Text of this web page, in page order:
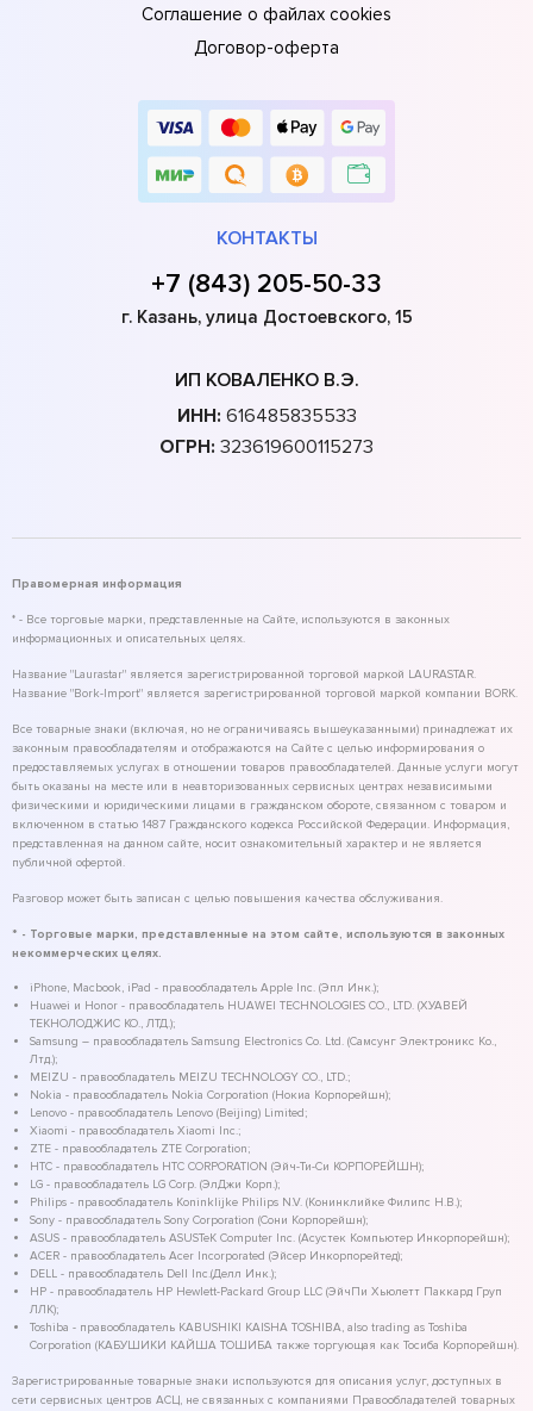
Соглашение о файлах cookies
Договор-оферта
КОНТАКТЫ
+7 (843) 205-50-33
г. Казань, улица Достоевского, 15
ИП КОВАЛЕНКО В.Э.
ИНН: 616485835533
ОГРН: 323619600115273
Правомерная информация
* - Все торговые марки, представленные на Сайте, используются в законных
информационных и описательных целях.
Название "Laurastar" является зарегистрированной торговой маркой LAURASTAR.
Название "Bork-Import" является зарегистрированной торговой маркой компании BORK.
Все товарные знаки (включая, но не ограничиваясь вышеуказанными) принадлежат их
законным правообладателям и отображаются на Сайте с целью информирования о
предоставляемых услугах в отношении товаров правообладателей. Данные услуги могут
быть оказаны на месте или в неавторизованных сервисных центрах независимыми
физическими и юридическими лицами в гражданском обороте, связанном с товаром и
включенном в статью 1487 Гражданского кодекса Российской Федерации. Информация,
представленная на данном сайте, носит ознакомительный характер и не является
публичной офертой.
Разговор может быть записан с целью повышения качества обслуживания.
* - Торговые марки, представленные на этом сайте, используются в законных
некоммерческих целях.
iPhone, Macbook, iPad - правообладатель Apple Inc. (Эпл Инк.);
Huawei и Honor - правообладатель HUAWEI TECHNOLOGIES CO., LTD. (ХУАВЕЙ
ТЕКНОЛОДЖИС КО., ЛТД.);
Samsung – правообладатель Samsung Electronics Co. Ltd. (Самсунг Электроникс Ко.,
Лтд.);
MEIZU - правообладатель MEIZU TECHNOLOGY CO., LTD.;
Nokia - правообладатель Nokia Corporation (Нокиа Корпорейшн);
Lenovo - правообладатель Lenovo (Beijing) Limited;
Xiaomi - правообладатель Xiaomi Inc.;
ZTE - правообладатель ZTE Corporation;
HTC - правообладатель HTC CORPORATION (Эйч-Ти-Си КОРПОРЕЙШН);
LG - правообладатель LG Corp. (ЭлДжи Корп.);
Philips - правообладатель Koninklijke Philips N.V. (Конинклийке Филипс Н.В.);
Sony - правообладатель Sony Corporation (Сони Корпорейшн);
ASUS - правообладатель ASUSTeK Computer Inc. (Асустек Компьютер Инкорпорейшн);
ACER - правообладатель Acer Incorporated (Эйсер Инкорпорейтед);
DELL - правообладатель Dell Inc.(Делл Инк.);
HP - правообладатель HP Hewlett-Packard Group LLC (ЭйчПи Хьюлетт Паккард Груп
ЛЛК);
Toshiba - правообладатель KABUSHIKI KAISHA TOSHIBA, also trading as Toshiba
Corporation (КАБУШИКИ КАЙША ТОШИБА также торгующая как Тосиба Корпорейшн).
Зарегистрированные товарные знаки используются для описания услуг, доступных в
сети сервисных центров АСЦ, не связанных с компаниями Правообладателей товарных